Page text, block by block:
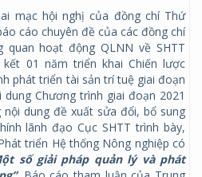
mạc hội nghị của đồng chí Thứ
cáo chuyên đề của các đồng chí
quan hoạt động QLNN về SHTT
01 năm triển khai Chiến lược
phát triển tài sản trí tuệ giai đoạn
Chương trình giai đoạn 2021
dung đề xuất sửa đổi, bổ sung
lãnh đạo Cục SHTT trình bày,
triển Hệ thống Nông nghiệp có
số giải pháp quản lý và phát